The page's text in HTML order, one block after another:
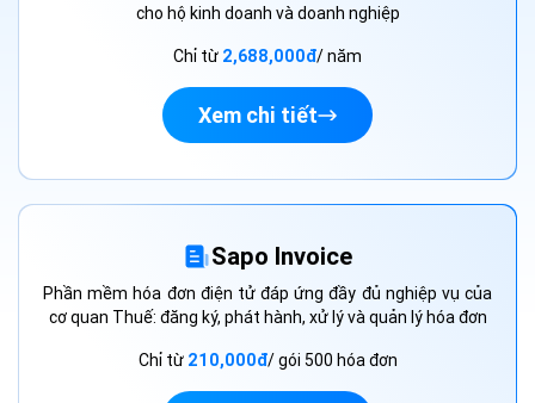
cho hộ kinh doanh và doanh nghiệp
Chỉ từ 2,688,000đ/ năm
Xem chi tiết
Sapo Invoice
Phần mềm hóa đơn điện tử đáp ứng đầy đủ nghiệp vụ của
cơ quan Thuế: đăng ký, phát hành, xử lý và quản lý hóa đơn
Chỉ từ 210,000đ/ gói 500 hóa đơn